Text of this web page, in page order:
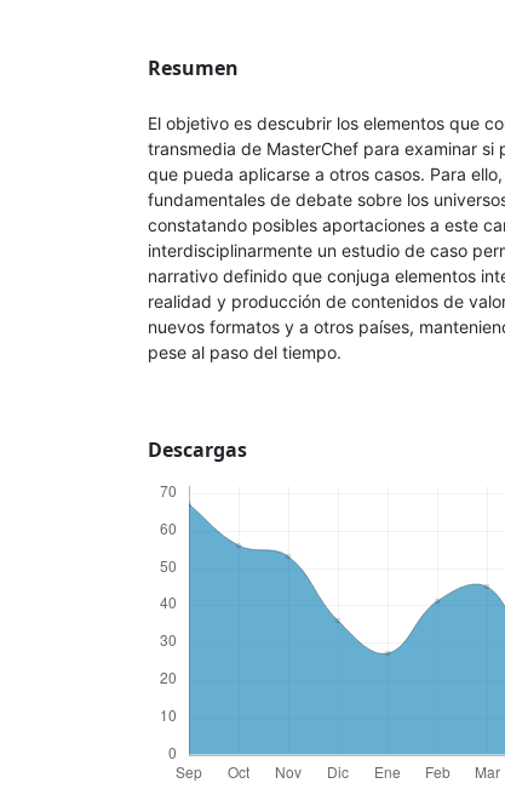
Resumen
El objetivo es descubrir los elementos que
transmedia de MasterChef para examinar si
que pueda aplicarse a otros casos. Para
fundamentales de debate sobre los
constatando posibles aportaciones a este
interdisciplinarmente un estudio de caso
narrativo definido que conjuga elementos
realidad y producción de contenidos de
nuevos formatos y a otros países,
pese al paso del tiempo.
Descargas